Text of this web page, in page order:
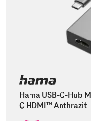
Hama USB-C-Hub
C HDMI™ Anthrazit